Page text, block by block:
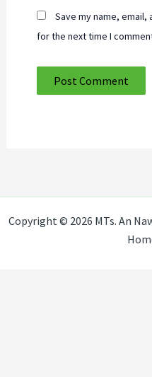
Save my name,
for the next time I
Copyright © 2026 MTs. An